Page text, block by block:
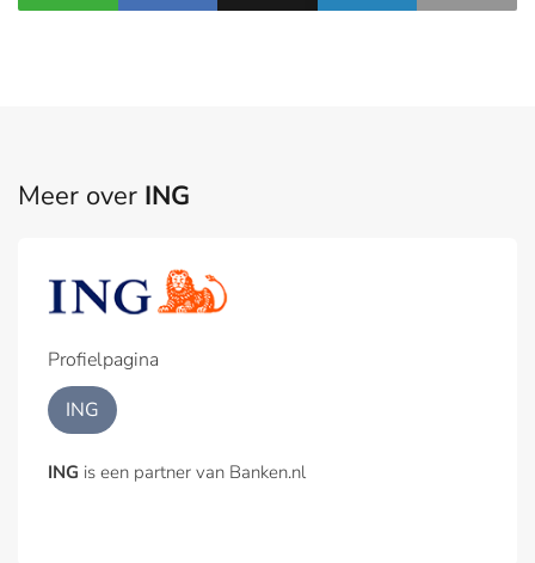
Meer over ING
Profielpagina
ING
ING is een partner van Banken.nl